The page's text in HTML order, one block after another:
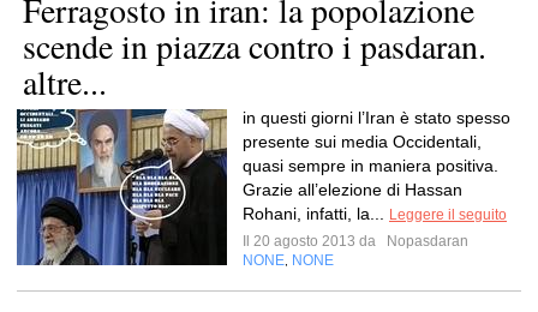
Ferragosto in iran: la popolazione
scende in piazza contro i pasdaran.
altre...
in questi giorni l’Iran è stato spesso
presente sui media Occidentali,
quasi sempre in maniera positiva.
Grazie all’elezione di Hassan
Rohani, infatti, la...
Leggere il seguito
Il 20 agosto 2013 da
Nopasdaran
NONE NONE